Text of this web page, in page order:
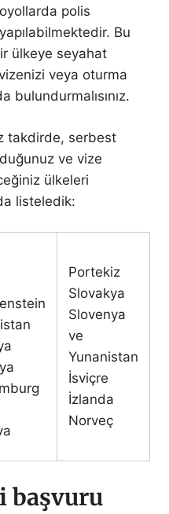
polis
Bu
ülkeye seyahat
veya oturma
bulundurmalısınız.
takdirde, serbest
ve vize
ülkeleri
listeledik:
Portekiz
Slovakya
Slovenya
ve
Yunanistan
İsviçre
İzlanda
Norveç
başvuru